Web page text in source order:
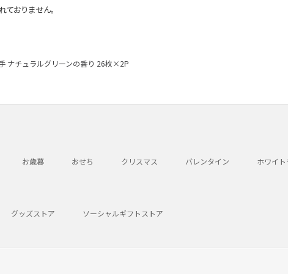
おりません。
ナチュラルグリーンの香り 26枚×2P
お歳暮 おせち クリスマス バレンタイン ホワイ
グッズストア ソーシャルギフトストア